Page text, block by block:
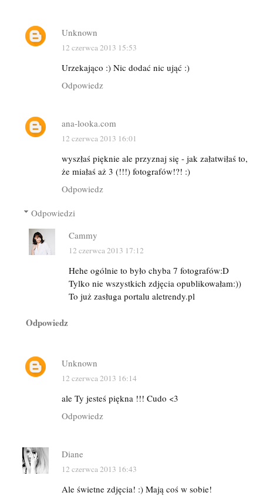
Unknown
12 czerwca 2013 15:53
Urzekająco :) Nic dodać nic ująć :)
Odpowiedz
ana-looka.com
12 czerwca 2013 16:01
wyszłaś pięknie ale przyznaj się - jak załatwiłaś to,
że miałaś aż 3 (!!!) fotografów!?! :)
Odpowiedz
Odpowiedzi
Cammy
12 czerwca 2013 17:12
Hehe ogólnie to było chyba 7 fotografów:D
Tylko nie wszystkich zdjęcia opublikowałam:))
To już zasługa portalu aletrendy.pl
Odpowiedz
Unknown
12 czerwca 2013 16:14
ale Ty jesteś piękna !!! Cudo <3
Odpowiedz
Diane
12 czerwca 2013 16:43
Ale świetne zdjęcia! :) Mają coś w sobie!